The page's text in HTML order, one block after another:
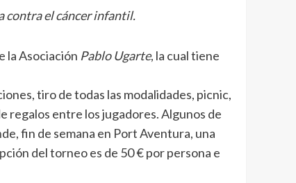
contra el cáncer infantil.
la Asociación Pablo Ugarte, la cual tiene
tiro de todas las modalidades, picnic,
regalos entre los jugadores. Algunos de
fin de semana en Port Aventura, una
del torneo es de 50 € por persona e